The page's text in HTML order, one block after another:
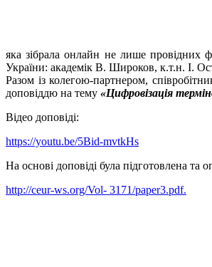
яка зібрала онлайн не лише провідних
України: академік В. Широков, к.т.н. І.
Разом із колегою-партнером,
доповіддю на тему «Цифровізація
Відео доповіді:
https://youtu.be/5Bid-mvtkHs
На основі доповіді була підготовлена та
http://ceur-ws.org/Vol- 3171/paper3.pdf.